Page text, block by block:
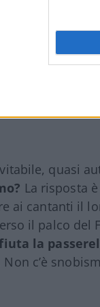
Olimpiadi
capire
A 35
quasi
La risposta
ai cantanti il
il palco del
la
Non c’è